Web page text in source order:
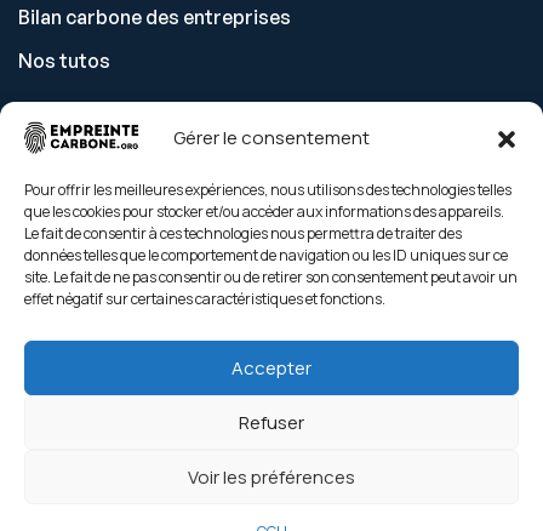
Gérer le consentement
Pour offrir les meilleures expériences, nous utilisons des technologies telles
que les cookies pour stocker et/ou accéder aux informations des appareils.
Le fait de consentir à ces technologies nous permettra de traiter des
données telles que le comportement de navigation ou les ID uniques sur ce
site. Le fait de ne pas consentir ou de retirer son consentement peut avoir un
effet négatif sur certaines caractéristiques et fonctions.
Accepter
Refuser
Voir les préférences
Bilan carbone des entreprises
Nos tutos
Découvrir
Tarifs
Nos gestes climat
Contact
Copyright © empreinte-carbone 2026. All rights reserved